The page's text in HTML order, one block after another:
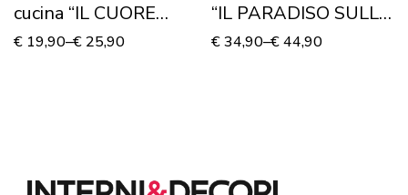
cucina “IL CUORE
DELLA CASA”
€ 19,90–€ 25,90
“IL PARADISO SULLA
TERRA”
€34,90–€44,90